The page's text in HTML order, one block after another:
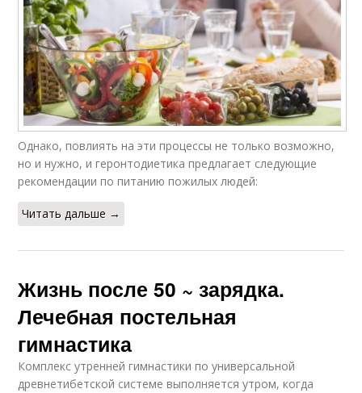
Однако, повлиять на эти процессы не только возможно,
но и нужно, и геронтодиетика предлагает следующие
рекомендации по питанию пожилых людей:
Читать дальше →
Жизнь после 50 ~ зарядка.
Лечебная постельная
гимнастика
Комплекс утренней гимнастики по универсальной
древнетибетской системе выполняется утром, когда